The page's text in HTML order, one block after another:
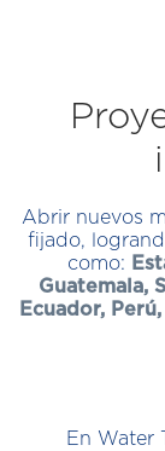
Abrir nuevos
fijado,
como:
Guatemala,
Ecuador,
En Water